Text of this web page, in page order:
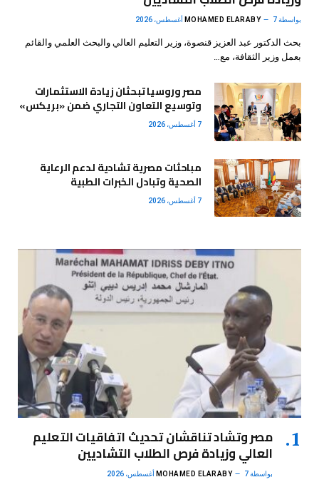
بواسطة MOHAMED ELARABY 7 أغسطس، 2026
بحث الدكتور عبد العزيز قنصوة، وزير التعليم العالي والبحث العلمي والقائم
بعمل وزير الثقافة، مع…
مصر وروسيا تبحثان زيادة الاستثمارات
وتوسيع التعاون التجاري ضمن «بريكس»
7 أغسطس، 2026
مباحثات مصرية تشادية لدعم الرعاية
الصحية وتبادل الخبرات الطبية
7 أغسطس، 2026
مصر وتشاد تناقشان تحديث اتفاقيات التعليم
العالي وزيادة فرص الطلاب التشاديين
بواسطة MOHAMED ELARABY 7 أغسطس، 2026